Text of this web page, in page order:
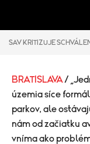
SAV KRITIZUJE
BRATISLAVA /
územia síce
parkov, ale
nám od začiatku
vníma ako